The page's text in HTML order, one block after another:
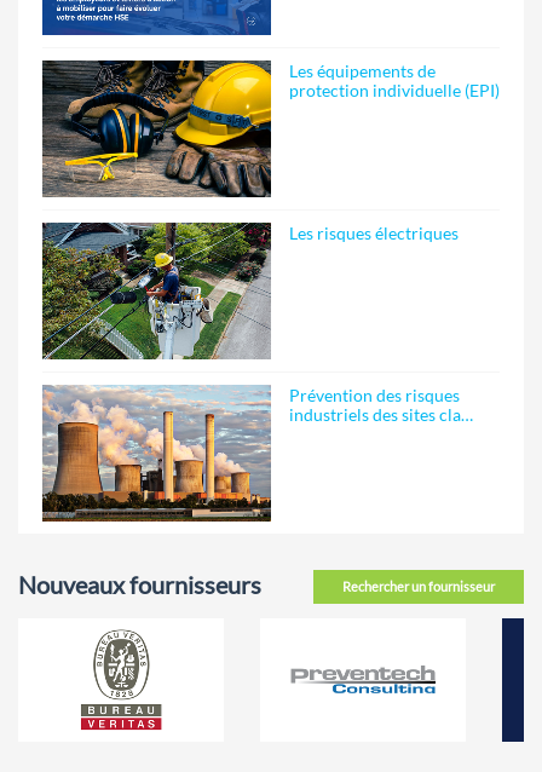
Les équipements de
protection individuelle (EPI)
Les risques électriques
Prévention des risques
industriels des sites cla…
Rechercher un fournisseur
Nouveaux fournisseurs